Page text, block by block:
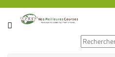
CATÉGORIE